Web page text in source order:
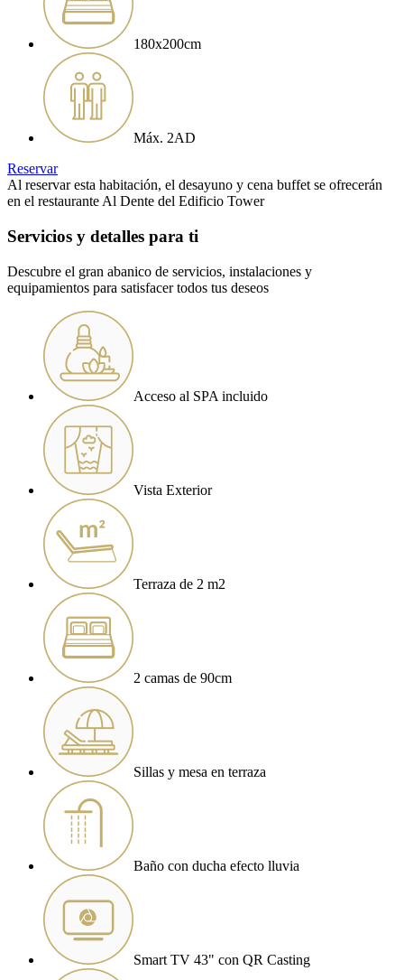
180x200cm
Máx. 2AD
Reservar
Al reservar esta habitación, el desayuno y cena buffet se ofrecerán
en el restaurante Al Dente del Edificio Tower
Servicios y detalles para ti
Descubre el gran abanico de servicios, instalaciones y
equipamientos para satisfacer todos tus deseos
Acceso al SPA incluido
Vista Exterior
Terraza de 2 m2
2 camas de 90cm
Sillas y mesa en terraza
Baño con ducha efecto lluvia
Smart TV 43" con QR Casting